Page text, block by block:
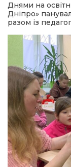
політика
місія
Днями на
Дніпро»
разом із